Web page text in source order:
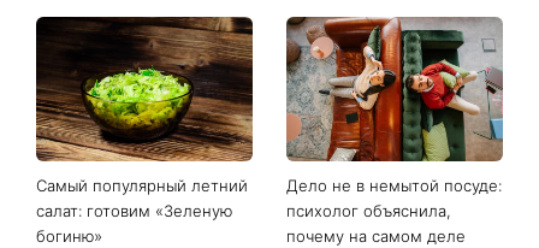
Самый популярный летний
салат: готовим «Зеленую
богиню»
Дело не в немытой посуде:
психолог объяснила,
почему на самом деле